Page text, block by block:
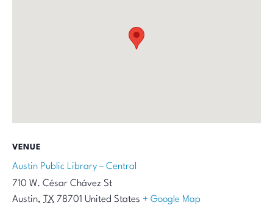
VENUE
Austin Public Library – Central
710 W. César Chávez St
Austin, TX 78701 United States + Google Map